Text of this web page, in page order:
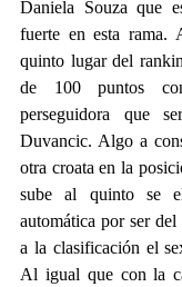
Daniela Souza que
fuerte en esta rama.
quinto lugar del
de 100 puntos
perseguidora que
Duvancic. Algo a
otra croata en la
sube al quinto se
automática por ser
a la clasificación el
Al igual que con la